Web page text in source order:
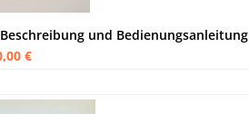
und Bedienungsanleitung
€